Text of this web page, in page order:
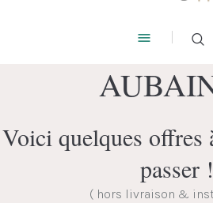
Voici quelques offres
passer !
( hors livraison &